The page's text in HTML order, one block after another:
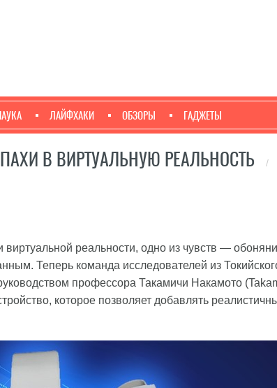
ЛАЙФХАКИ ОБЗОРЫ ГАДЖЕТЫ
В ВИРТУАЛЬНУЮ РЕАЛЬНОСТЬ /
реальности, одно из чувств —
Теперь команда исследователей из
профессора Такамичи Накамото
которое позволяет добавлять